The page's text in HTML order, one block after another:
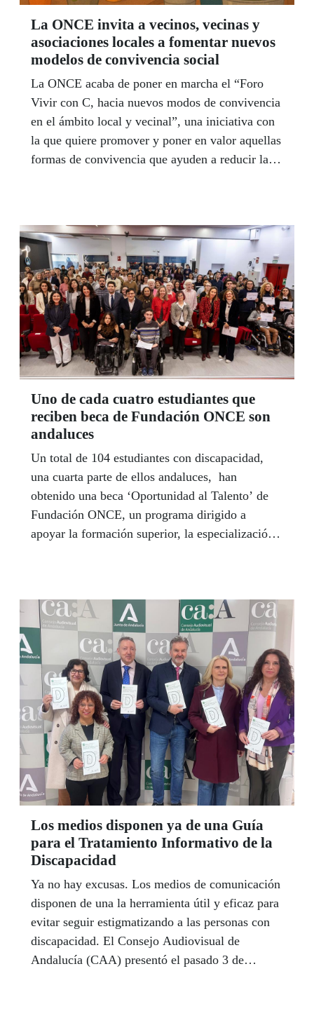
La ONCE invita a vecinos, vecinas y
asociaciones locales a fomentar nuevos
modelos de convivencia social
La ONCE acaba de poner en marcha el “Foro
Vivir con C, hacia nuevos modos de convivencia
en el ámbito local y vecinal”, una iniciativa con
la que quiere promover y poner en valor aquellas
formas de convivencia que ayuden a reducir la
Uno de cada cuatro estudiantes que
reciben beca de Fundación ONCE son
andaluces
Un total de 104 estudiantes con discapacidad,
una cuarta parte de ellos andaluces, han
obtenido una beca ‘Oportunidad al Talento’ de
Fundación ONCE, un programa dirigido a
apoyar la formación superior, la especialización
Los medios disponen ya de una Guía
para el Tratamiento Informativo de la
Discapacidad
Ya no hay excusas. Los medios de comunicación
disponen de una la herramienta útil y eficaz para
evitar seguir estigmatizando a las personas con
discapacidad. El Consejo Audiovisual de
Andalucía (CAA) presentó el pasado 3 de